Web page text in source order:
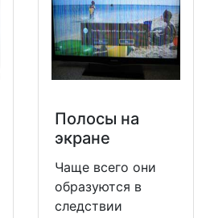
Полосы на
экране
Чаще всего они
образуются в
следствии